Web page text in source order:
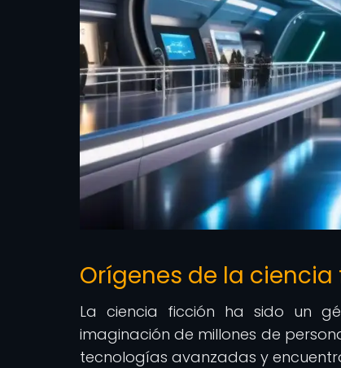
Orígenes de la
La ciencia ficción ha sido un
imaginación de millones de
tecnologías avanzadas y